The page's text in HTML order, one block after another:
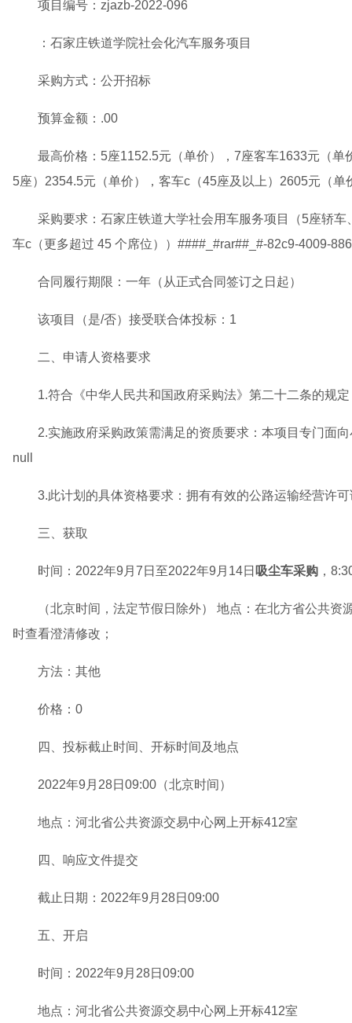
项目编号：zjazb-2022-096
：石家庄铁道学院社会化汽车服务项目
采购方式：公开招标
预算金额：.00
最高价格：5座1152.5元（单价），7座客车1633元（
5座）2354.5元（单价），客车c（45座及以上）2605元（单
采购要求：石家庄铁道大学社会用车服务项目（5座轿
车c（更多超过 45 个席位））####_#rar##_#-82c9-4009-
合同履行期限：一年（从正式合同签订之日起）
该项目（是/否）接受联合体投标：1
二、申请人资格要求
1.符合《中华人民共和国政府采购法》第二十二条的规定
2.实施政府采购政策需满足的资质要求：本项目专门面
null
3.此计划的具体资格要求：拥有有效的公路运输经营许
三、获取
时间：2022年9月7日至2022年9月14日 吸尘车采购 ，
（北京时间，法定节假日除外） 地点：在北方省公共
时查看澄清修改；
方法：其他
价格：0
四、投标截止时间、开标时间及地点
2022年9月28日09:00（北京时间）
地点：河北省公共资源交易中心网上开标412室
四、响应文件提交
截止日期：2022年9月28日09:00
五、开启
时间：2022年9月28日09:00
地点：河北省公共资源交易中心网上开标412室